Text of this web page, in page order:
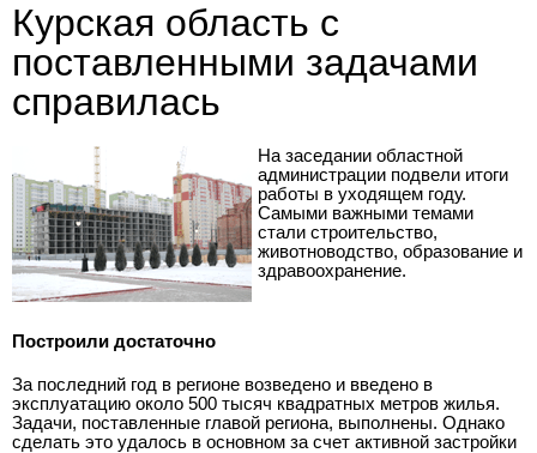
Курская область с
поставленными задачами
справилась
На заседании областной
администрации подвели итоги
работы в уходящем году.
Самыми важными темами
стали строительство,
животноводство, образование и
здравоохранение.
Построили достаточно
За последний год в регионе возведено и введено в
эксплуатацию около 500 тысяч квадратных метров жилья.
Задачи, поставленные главой региона, выполнены. Однако
сделать это удалось в основном за счет активной застройки